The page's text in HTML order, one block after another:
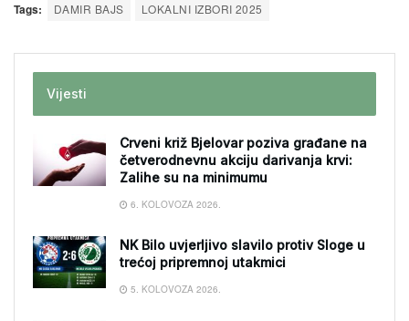
Tags: DAMIR BAJS LOKALNI IZBORI 2025
Vijesti
Crveni križ Bjelovar poziva građane na
četverodnevnu akciju darivanja krvi:
Zalihe su na minimumu
6. KOLOVOZA 2026.
NK Bilo uvjerljivo slavilo protiv Sloge u
trećoj pripremnoj utakmici
5. KOLOVOZA 2026.